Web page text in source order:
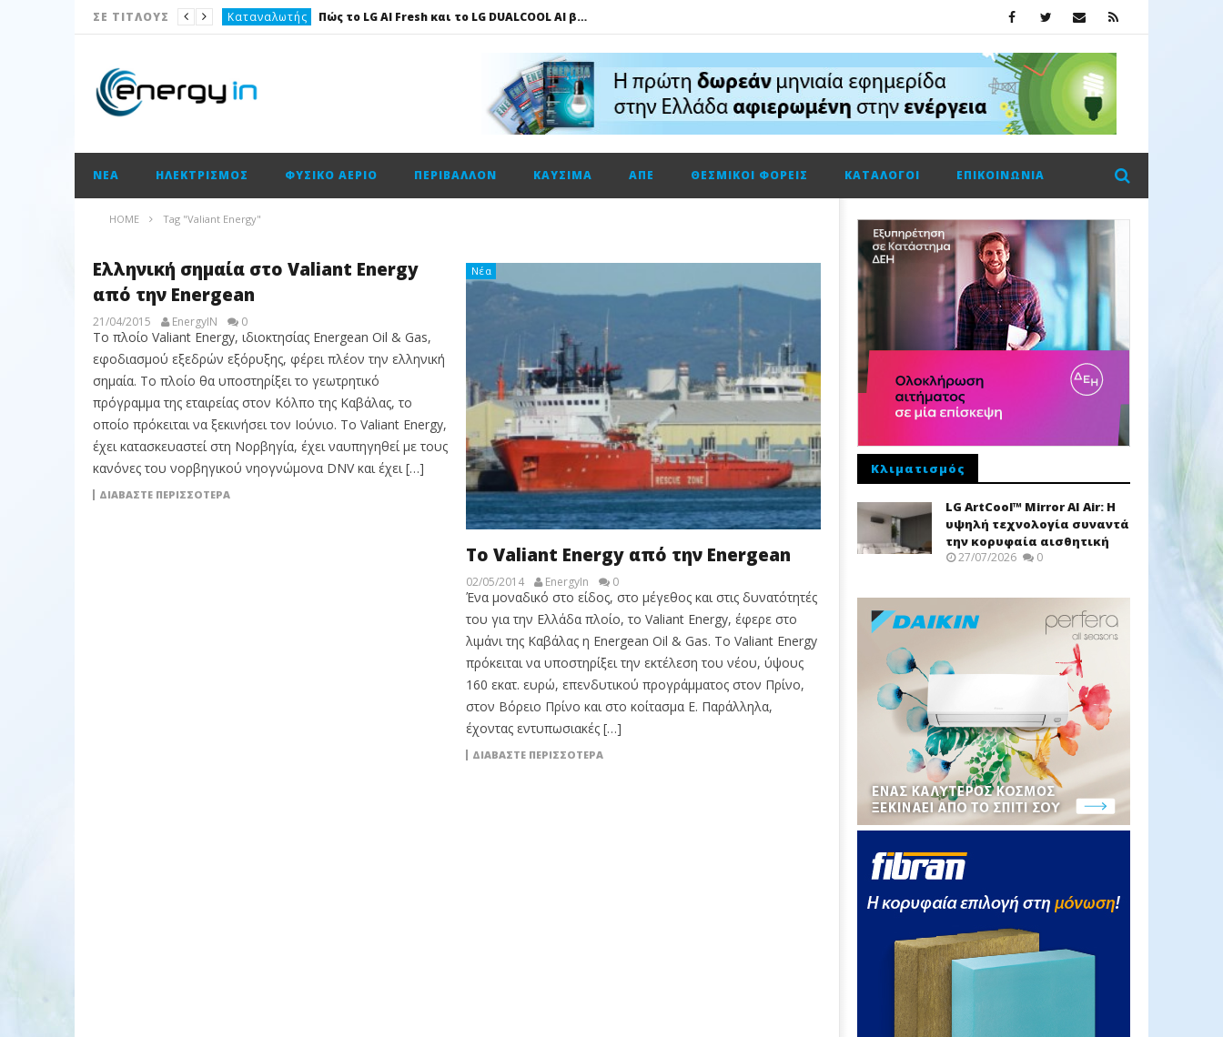
ΣΕ ΤΙΤΛΟΥΣ Καταναλωτής Πώς το LG AI Fresh και το LG DUALCOOL AI βοηθούν να επικεντρωνόμαστε στη φιλοξενία των καλεσμένων μας
Ισολογισμοί Fourlis: Το profit warning και γιατί η Edison βλέπει το ποτήρι μισογεμάτο
Ενεργειακή αναβάθμιση κτηρίων: Παθητικές παρεμβάσεις που κάνουν τη διαφορά
Ισολογισμοί HELLENiQ ENERGY: Αποτελέσματα β’ τριμήνου – α’ εξαμήνου 2026
Κατασκευαστικές
ΝΈΑ ΗΛΕΚΤΡΙΣΜΌΣ ΦΥΣΙΚΌ ΑΈΡΙΟ ΠΕΡΙΒΆΛΛΟΝ ΚΑΎΣΙΜΑ ΑΠΕ ΘΕΣΜΙΚΟΊ ΦΟΡΕΊΣ ΚΑΤΆΛΟΓΟΙ ΕΠΙΚΟΙΝΩΝΊΑ
HOME Tag "Valiant Energy"
Ελληνική σημαία στο Valiant Energy
από την Energean
21/04/2015 EnergyIN 0
Το πλοίο Valiant Energy, ιδιοκτησίας Energean Oil & Gas,
εφοδιασμού εξεδρών εξόρυξης, φέρει πλέον την ελληνική
σημαία. Το πλοίο θα υποστηρίξει το γεωτρητικό
πρόγραμμα της εταιρείας στον Κόλπο της Καβάλας, το
οποίο πρόκειται να ξεκινήσει τον Ιούνιο. Το Valiant Energy,
έχει κατασκευαστεί στη Νορβηγία, έχει ναυπηγηθεί με τους
κανόνες του νορβηγικού νηογνώμονα DNV και έχει […]
ΔΙΑΒΆΣΤΕ ΠΕΡΙΣΣΌΤΕΡΑ
Νέα
To Valiant Energy από την Energean
02/05/2014 EnergyIn 0
Ένα μοναδικό στο είδος, στο μέγεθος και στις δυνατότητές
του για την Ελλάδα πλοίο, το Valiant Energy, έφερε στο
λιμάνι της Καβάλας η Energean Oil & Gas. Το Valiant Energy
πρόκειται να υποστηρίξει την εκτέλεση του νέου, ύψους
160 εκατ. ευρώ, επενδυτικού προγράμματος στον Πρίνο,
στον Βόρειο Πρίνο και στο κοίτασμα Ε. Παράλληλα,
έχοντας εντυπωσιακές […]
ΔΙΑΒΆΣΤΕ ΠΕΡΙΣΣΌΤΕΡΑ
Κλιματισμός
LG ArtCool™ Mirror AI Air: Η
υψηλή τεχνολογία συναντά
την κορυφαία αισθητική
27/07/2026 0